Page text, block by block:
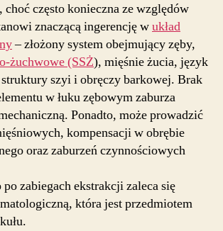
, choć często konieczna ze względów
znaczącą ingerencję wukład
– złożony system obejmujący zęby,
żuchwowe (SSŻ), mięśnie żucia, język
szyi i obręczy barkowej. Brak
w łuku zębowym zaburza
Ponadto, może prowadzić
kompensacji w obrębie
oraz zaburzeń czynnościowych
po zabiegach ekstrakcji zaleca się
która jest przedmiotem